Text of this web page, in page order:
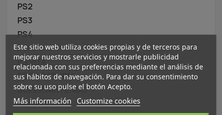
PS2
PS3
PS4
PSP
PS VITA
SEGA SATURN
SUPER NINTENDO
XBOX
Este sitio web utiliza cookies propias y de terceros para
mejorar nuestros servicios y mostrarle publicidad
relacionada con sus preferencias mediante el análisis de
sus hábitos de navegación. Para dar su consentimiento
sobre su uso pulse el botón Acepto.
Más información Customize cookies